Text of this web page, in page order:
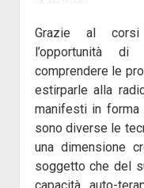
Grazie al corsi
l’opportunità
comprendere le
estirparle alla
manifesti in
sono diverse le
una dimensione
soggetto che del